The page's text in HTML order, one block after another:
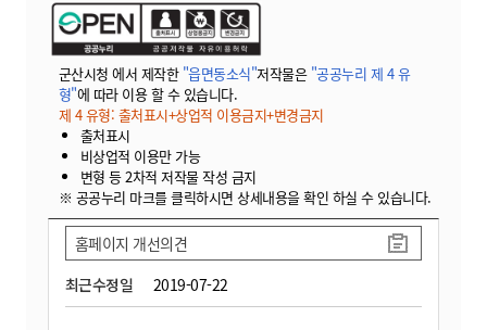
군산시청 에서 제작한 "읍면동소식"저작물은 "공공누리 제 4 유
형"에 따라 이용 할 수 있습니다.
제 4 유형: 출처표시+상업적 이용금지+변경금지
출처표시
비상업적 이용만 가능
변형 등 2차적 저작물 작성 금지
※ 공공누리 마크를 클릭하시면 상세내용을 확인 하실 수 있습니다.
최근수정일 2019-07-22
홈페이지 개선의견